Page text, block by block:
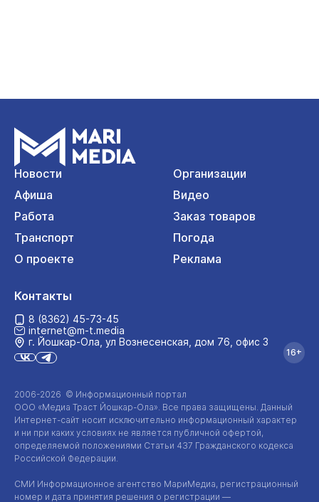
Новости
Организации
Афиша
Видео
Работа
Заказ товаров
Транспорт
Погода
О проекте
Реклама
2006-2026 © Информационный портал
ООО «Медиа Траст Йошкар-Ола» . Все права защищены. Данный
Интернет-сайт носит исключительно информационный характер
и ни при каких условиях не является публичной офертой,
определяемой положениями Статьи 437 Гражданского кодекса
Российской Федерации.
СМИ Информационное агентство МариМедиа, регистрационный
номер и дата принятия решения о регистрации —
Контакты
8 (8362) 45-73-45
internet@m-t.media
г. Йошкар‑Ола, ул Вознесенская, дом 76, офис 3
16+